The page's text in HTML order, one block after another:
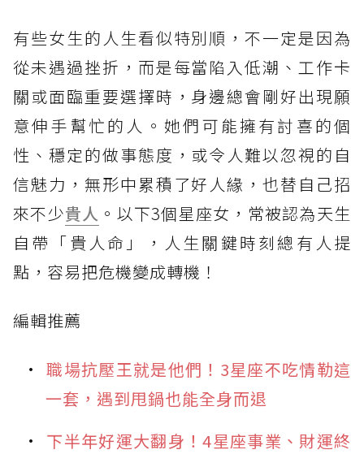
有些女生的人生看似特別順，不一定是因為
從未遇過挫折，而是每當陷入低潮、工作卡
關或面臨重要選擇時，身邊總會剛好出現願
意伸手幫忙的人。她們可能擁有討喜的個
性、穩定的做事態度，或令人難以忽視的自
信魅力，無形中累積了好人緣，也替自己招
來不少貴人 。以下3個星座女，常被認為天生
自帶「貴人命」，人生關鍵時刻總有人提
點，容易把危機變成轉機！
編輯推薦
職場抗壓王就是他們！3星座不吃情勒這
一套，遇到甩鍋也能全身而退
下半年好運大翻身！4星座事業、財運終